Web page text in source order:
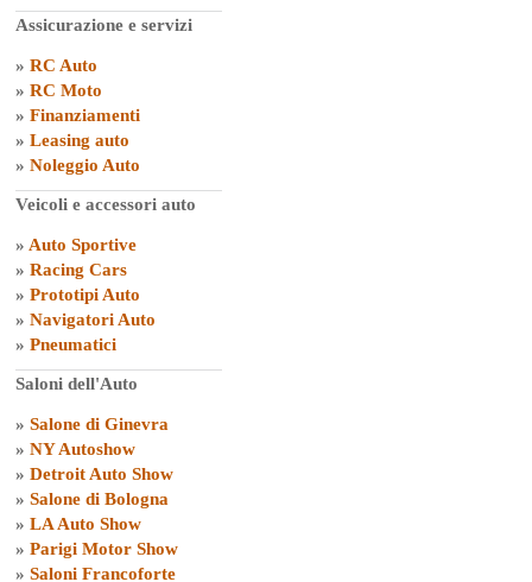
Assicurazione e servizi
» RC Auto
» RC Moto
» Finanziamenti
» Leasing auto
» Noleggio Auto
Veicoli e accessori auto
» Auto Sportive
» Racing Cars
» Prototipi Auto
» Navigatori Auto
» Pneumatici
Saloni dell'Auto
» Salone di Ginevra
» NY Autoshow
» Detroit Auto Show
» Salone di Bologna
» LA Auto Show
» Parigi Motor Show
» Saloni Francoforte